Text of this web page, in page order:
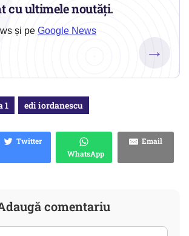
cu ultimele noutăți.
și pe Google News
→
1 edi iordanescu
Twitter
WhatsApp
Email
comentariu